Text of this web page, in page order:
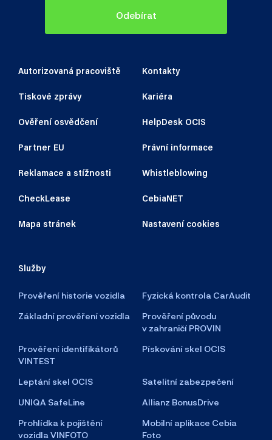
Autorizovaná pracoviště Kontakty
Tiskové zprávy Kariéra
Ověření osvědčení HelpDesk OCIS
Partner EU Právní informace
Reklamace a stížnosti Whistleblowing
CheckLease CebiaNET
Mapa stránek Nastavení cookies
Služby
Prověření historie vozidla
Fyzická kontrola CarAudit
Základní prověření vozidla
Prověření původu
v zahraničí PROVIN
Prověření identifikátorů
VINTEST
Pískování skel OCIS
Leptání skel OCIS
Satelitní zabezpečení
UNIQA SafeLine
Allianz BonusDrive
Prohlídka k pojištění
vozidla VINFOTO
Mobilní aplikace Cebia
Foto
Odebírat